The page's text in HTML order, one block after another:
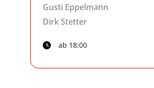
Gusti Eppelmann
Dirk Stetter
ab 18:00